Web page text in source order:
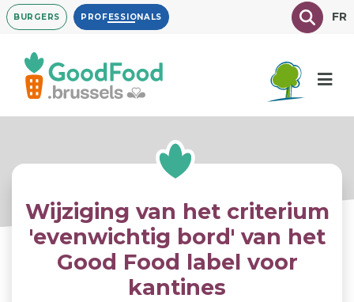
Overslaan
en
inhoud
gaan
BURGERS PROFESSIONALS TexteFR
Wijziging van het criterium
'evenwichtig bord' van het
Good Food label voor
kantines